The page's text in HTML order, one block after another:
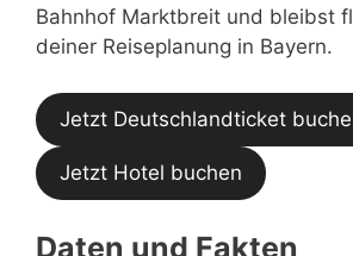
Bahnhof Marktbreit und bleibst
deiner Reiseplanung in Bayern.
Jetzt Deutschlandticket
Jetzt Hotel buchen
Daten und Fakten